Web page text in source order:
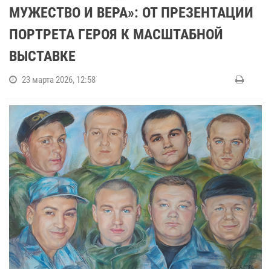
МУЖЕСТВО И ВЕРА»: ОТ ПРЕЗЕНТАЦИИ
ПОРТРЕТА ГЕРОЯ К МАСШТАБНОЙ
ВЫСТАВКЕ
23 марта 2026, 12:58